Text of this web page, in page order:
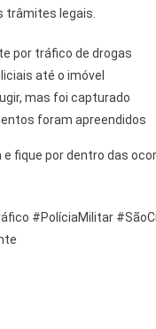
trâmites legais.
por tráfico de drogas
até o imóvel
mas foi capturado
foram apreendidos
fique por dentro das
#PolíciaMilitar